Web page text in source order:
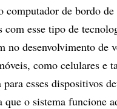
computador de bordo
com esse tipo de
no desenvolvimento de
como celulares e
para esses dispositivos
que o sistema funcione